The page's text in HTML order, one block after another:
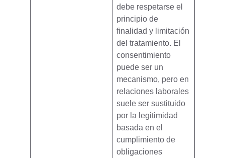
debe respetarse el
principio de
finalidad y limitación
del tratamiento . El
consentimiento
puede ser un
mecanismo, pero en
relaciones laborales
suele ser sustituido
por la legitimidad
basada en el
cumplimiento de
obligaciones